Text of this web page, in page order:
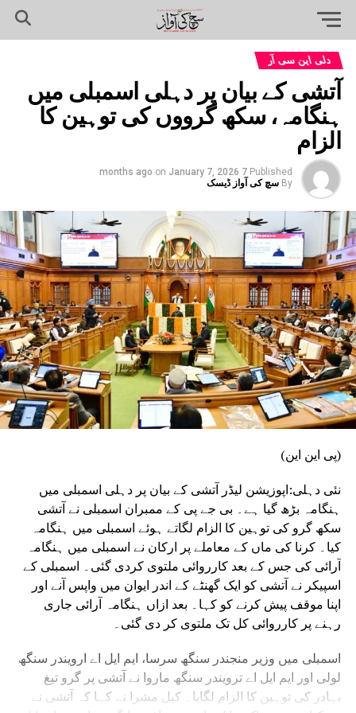
دلی این سی آر
آتشی کے بیان پر دہلی اسمبلی میں
ہنگامہ، سکھ گرووں کی توہین کا
الزام
Published
7 months ago
on January 7, 2026
By سچ کی آواز ڈیسک
(پی این این)
نئی دہلی:اپوزیشن لیڈر آتشی کے بیان پر دہلی اسمبلی میں
ہنگامہ بڑھ گیا ہے۔ بی جے پی کے ممبران اسمبلی نے آتشی
سکھ گرو کی توہین کا الزام لگاتے ہوئے اسمبلی میں ہنگامہ
کیا۔ کرنا کی ماں کے معاملے پر ارکان نے اسمبلی میں ہنگامہ
آرائی کی جس کے بعد کارروائی ملتوی کردی گئی۔ اسمبلی کے
اسپیکر نے آتشی کو ایک گھنٹے کے اندر ایوان میں واپس آنے اور
اپنا موقف پیش کرنے کو کہا۔ بعد ازاں ہنگامہ آرائی جاری
رہنے پر کارروائی کل تک ملتوی کر دی گئی۔
اسمبلی میں وزیر منجندر سنگھ سرسا، ایم ایل اے ارویندر سنگھ
لولی اور ایم ایل اے ترویندر سنگھ ماروا نے آتشی پر گرو تیغ
بہادر کی توہین کا الزام لگایا۔ کپل مشرا نے کہا کہ آتشی نے